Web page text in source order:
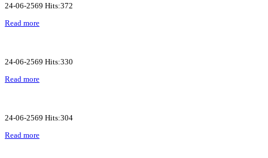
24-06-2569 Hits:372
Read more
24-06-2569 Hits:330
Read more
24-06-2569 Hits:304
Read more